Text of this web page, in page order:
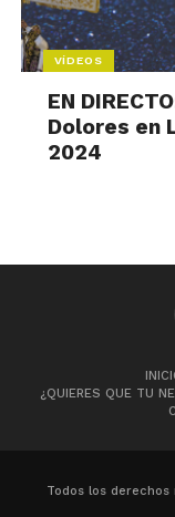
VÍDEOS
EN
Dolores en
2024
¿QUIERES QUE TU
Todos los derechos